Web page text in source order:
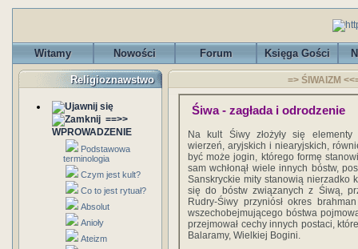
Witamy Nowości Forum Księga Gości
Religioznawstwo
==>>
WPROWADZENIE
Podstawowa
terminologia
Czym jest kult?
Co to jest rytuał?
Absolut
Anioły
Ateizm
=> ŚIWAIZM
Śiwa - zagłada i odrodzenie
Na kult Śiwy złożyły się elementy
wierzeń, aryjskich i niearyjskich,
być może jogin, którego formę
sam wchłonął wiele innych bóstw,
Sanskryckie mity stanowią nierzadko
się do bóstw związanych z Śiwą,
Rudry-Śiwy przyniósł okres
wszechobejmującego bóstwa
przejmował cechy innych postaci,
Balaramy, Wielkiej Bogini.